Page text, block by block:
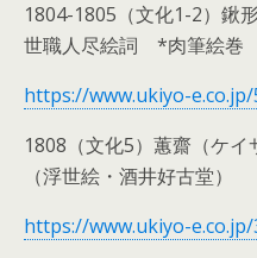
1804-1805（文化1-2）鍬
世職人尽絵詞 *肉筆絵巻
https://www.ukiyo-e.co.jp/
1808（文化5）蕙齋（ケ
（浮世絵・酒井好古堂）
https://www.ukiyo-e.co.jp/